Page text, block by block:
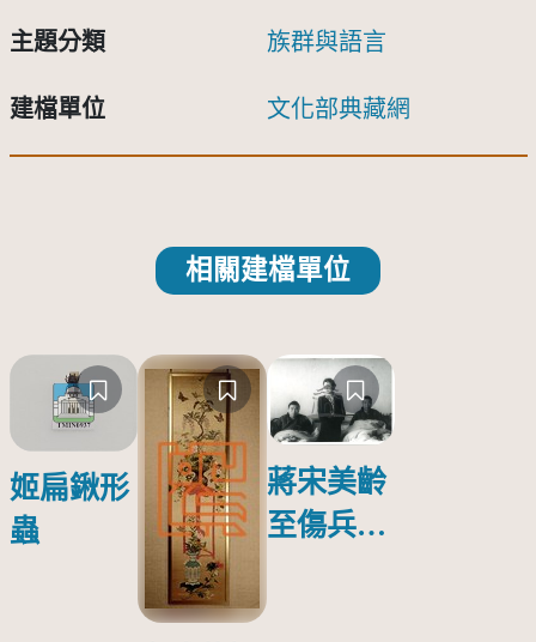
主題分類 族群與語言
建檔單位 文化部典藏網
相關建檔單位
姬扁鍬形
蟲
蔣宋美齡
至傷兵醫
傷日本戰